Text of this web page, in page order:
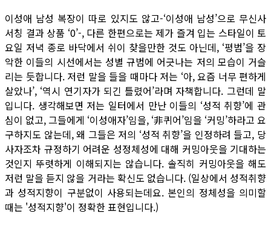
이성애 남성 복장이 따로 있지도 않고-‘이성애 남성’으로 무신사
서칭 결과 상품 ‘0’-, 다른 한편으로는 제가 즐겨 입는 스타일이 토
요일 저녁 종로 바닥에서 쉬이 찾을만한 것도 아닌데, ‘평범’을 장
악한 이들의 시선에서는 성별 규범에 어긋나는 저의 모습이 거슬
리는 듯합니다. 저런 말을 들을 때마다 저는 ‘아, 요즘 너무 편하게
살았나’, ‘역시 연기자가 되긴 틀렸어’라며 자책합니다. 그런데 말
입니다. 생각해보면 저는 일터에서 만난 이들의 ‘성적 취향’에 관
심이 없고, 그들에게 ‘이성애자’임을, ‘非퀴어’임을 ‘커밍’하라고 요
구하지도 않는데, 왜 그들은 저의 ‘성적 취향’을 인정하려 들고, 당
사자조차 규정하기 어려운 성정체성에 대해 커밍아웃을 기대하는
것인지 뚜렷하게 이해되지는 않습니다. 솔직히 커밍아웃을 해도
저런 말을 듣지 않을 거라는 확신도 없습니다. (일상에서 성적취향
과 성적지향이 구분없이 사용되는데요. 본인의 정체성을 의미할
때는 '성적지향'이 정확한 표현입니다.)